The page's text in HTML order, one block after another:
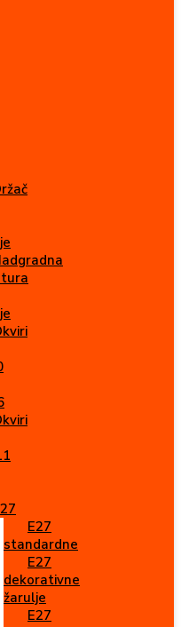
E27
standardne
E27
dekorativne
žarulje
E27